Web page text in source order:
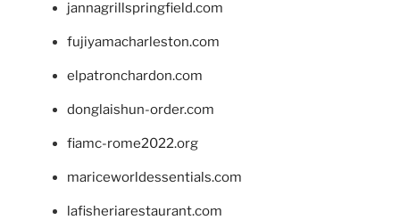
jannagrillspringfield.com
fujiyamacharleston.com
elpatronchardon.com
donglaishun-order.com
fiamc-rome2022.org
mariceworldessentials.com
lafisheriarestaurant.com